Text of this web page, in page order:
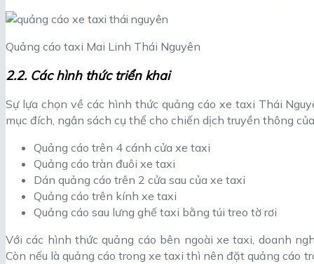
Quảng cáo taxi Mai Linh Thái Nguyên
2.2. Các hình thức triển khai
Sự lựa chọn về các hình thức quảng cáo xe taxi Thái
mục đích, ngân sách cụ thể cho chiến dịch truyền thông
Quảng cáo trên 4 cánh cửa xe taxi
Quảng cáo tràn đuôi xe taxi
Dán quảng cáo trên 2 cửa sau của xe taxi
Quảng cáo trên kính xe taxi
Quảng cáo sau lưng ghế taxi bằng túi treo tờ rơi
Với các hình thức quảng cáo bên ngoài xe taxi, doanh
Còn nếu là quảng cáo trong xe taxi thì nên đặt quảng cáo